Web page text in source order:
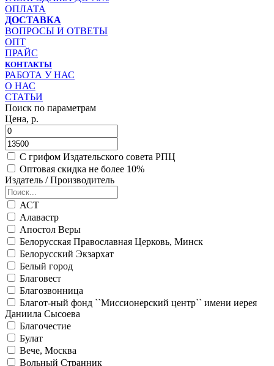
ОПЛАТА
ДОСТАВКА
ВОПРОСЫ И ОТВЕТЫ
ОПТ
ПРАЙС
КОНТАКТЫ
РАБОТА У НАС
О НАС
СТАТЬИ
Поиск по параметрам
Цена, р.
С грифом Издательского совета РПЦ
Оптовая скидка не более 10%
Издатель / Производитель
АСТ
Алавастр
Апостол Веры
Белорусская Православная Церковь, Минск
Белорусский Экзархат
Белый город
Благовест
Благозвонница
Благот-ный фонд ``Миссионерский центр`` имени иерея
Даниила Сысоева
Благочестие
Булат
Вече, Москва
Вольный Странник